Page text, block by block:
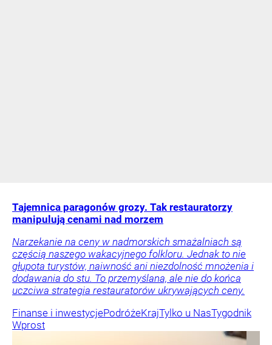
Tajemnica paragonów grozy. Tak restauratorzy
manipulują cenami nad morzem
Narzekanie na ceny w nadmorskich smażalniach są
częścią naszego wakacyjnego folkloru. Jednak to nie
głupota turystów, naiwność ani niezdolność mnożenia i
dodawania do stu. To przemyślana, ale nie do końca
uczciwa strategia restauratorów ukrywających ceny.
Finanse i inwestycjePodróżeKrajTylko u NasTygodnik
Wprost